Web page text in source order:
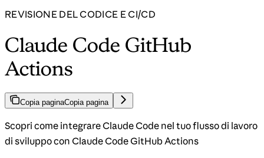
REVISIONE DEL CODICE E CI/CD
Claude Code GitHub
Actions
Copia paginaCopia pagina
Scopri come integrare Claude Code nel tuo flusso di lavoro
di sviluppo con Claude Code GitHub Actions